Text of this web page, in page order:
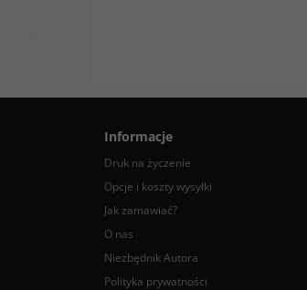
Informacje
Druk na życzenie
Opcje i koszty wysyłki
Jak zamawiać?
O nas
Niezbędnik Autora
Polityka prywatności